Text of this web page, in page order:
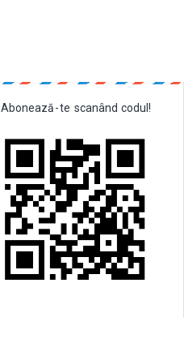
Abonează-te scanând codul!